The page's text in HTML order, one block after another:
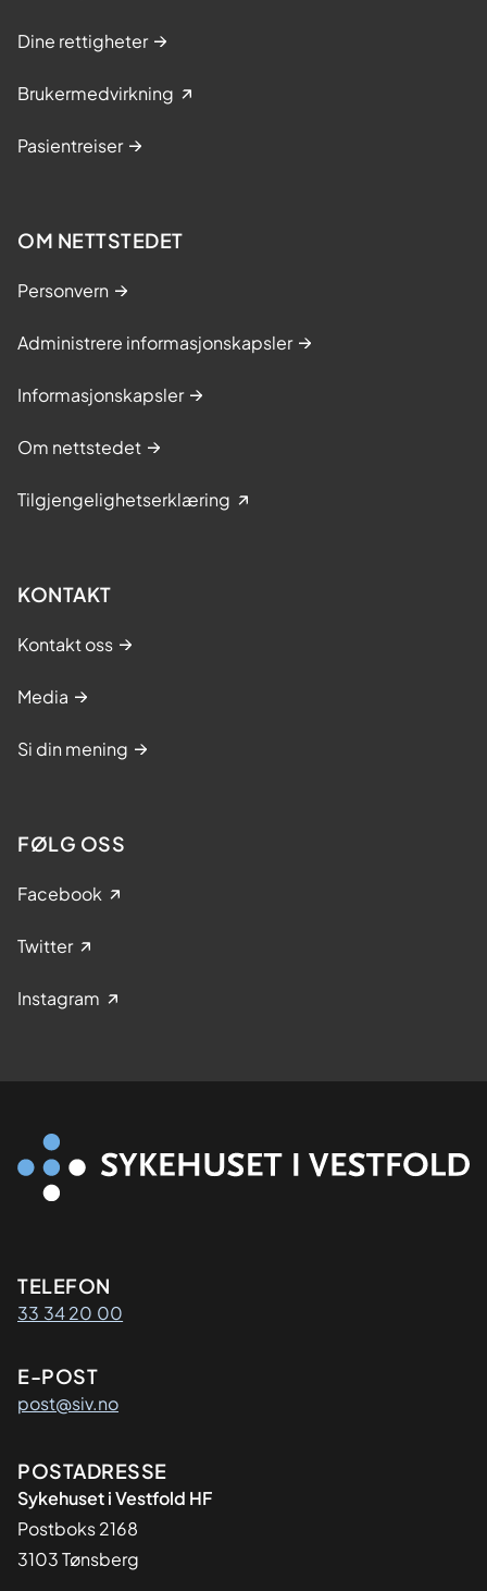
Dine rettigheter
Brukermedvirkning
Pasientreiser
OM NETTSTEDET
Personvern
Administrere informasjonskapsler
Informasjonskapsler
Om nettstedet
Tilgjengelighetserklæring
KONTAKT
Kontakt oss
Media
Si din mening
FØLG OSS
Facebook
Twitter
Instagram
Kontaktinformasjon
TELEFON
33 34 20 00
E-POST
post@siv.no
Adresse
POSTADRESSE
Sykehuset i Vestfold HF
Postboks 2168
3103 Tønsberg